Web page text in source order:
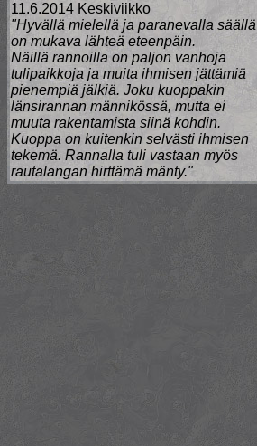
11.6.2014 Keskiviikko
"Hyvällä mielellä ja paranevalla säällä
on mukava lähteä eteenpäin.
Näillä rannoilla on paljon vanhoja
tulipaikkoja ja muita ihmisen jättämiä
pienempiä jälkiä. Joku kuoppakin
länsirannan männikössä, mutta ei
muuta rakentamista siinä kohdin.
Kuoppa on kuitenkin selvästi ihmisen
tekemä. Rannalla tuli vastaan myös
rautalangan hirttämä mänty."